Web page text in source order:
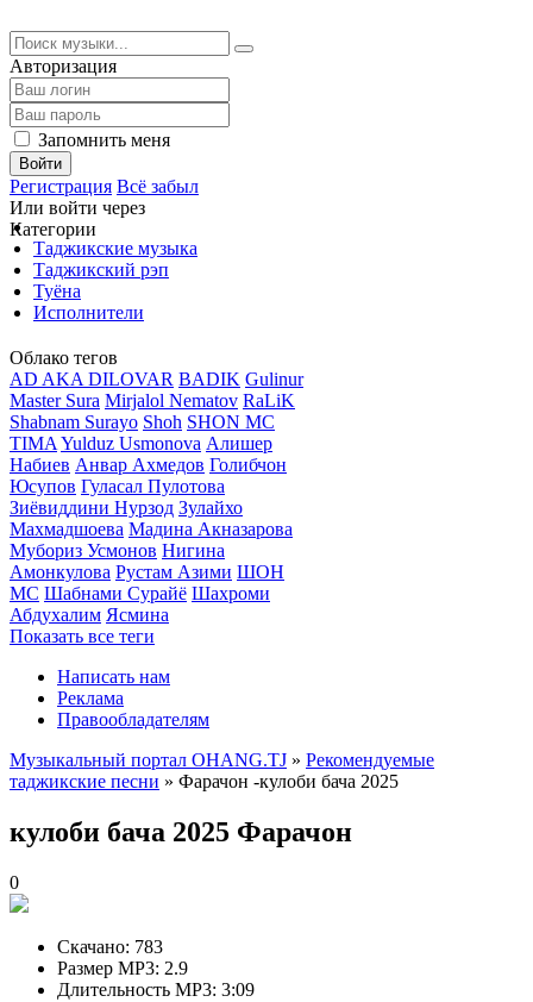
Авторизация
Запомнить меня
Войти
Регистрация Всё забыл
Или войти через
Категории
Таджикские музыка
Таджикский рэп
Туёна
Исполнители
Облако тегов
AD AKA DILOVAR BADIK Gulinur
Master Sura Mirjalol Nematov RaLiK
Shabnam Surayo Shoh SHON MC
TIMA Yulduz Usmonova Алишер
Набиев Анвар Ахмедов Голибчон
Юсупов Гуласал Пулотова
Зиёвиддини Нурзод Зулайхо
Махмадшоева Мадина Акназарова
Мубориз Усмонов Нигина
Амонкулова Рустам Азими ШОН
МС Шабнами Сурайё Шахроми
Абдухалим Ясмина
Показать все теги
Написать нам
Реклама
Правообладателям
Музыкальный портал OHANG.TJ » Рекомендуемые
таджикские песни » Фарачон -кулоби бача 2025
кулоби бача 2025 Фарачон
0
Скачано: 783
Размер MP3: 2.9
Длительность MP3: 3:09